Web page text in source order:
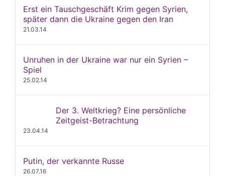
Erst ein Tauschgeschäft Krim gegen Syrien,
später dann die Ukraine gegen den Iran
21.03.14
Unruhen in der Ukraine war nur ein Syrien –
Spiel
25.02.14
Der 3. Weltkrieg? Eine persönliche
Zeitgeist-Betrachtung
23.04.14
Putin, der verkannte Russe
26.07.16